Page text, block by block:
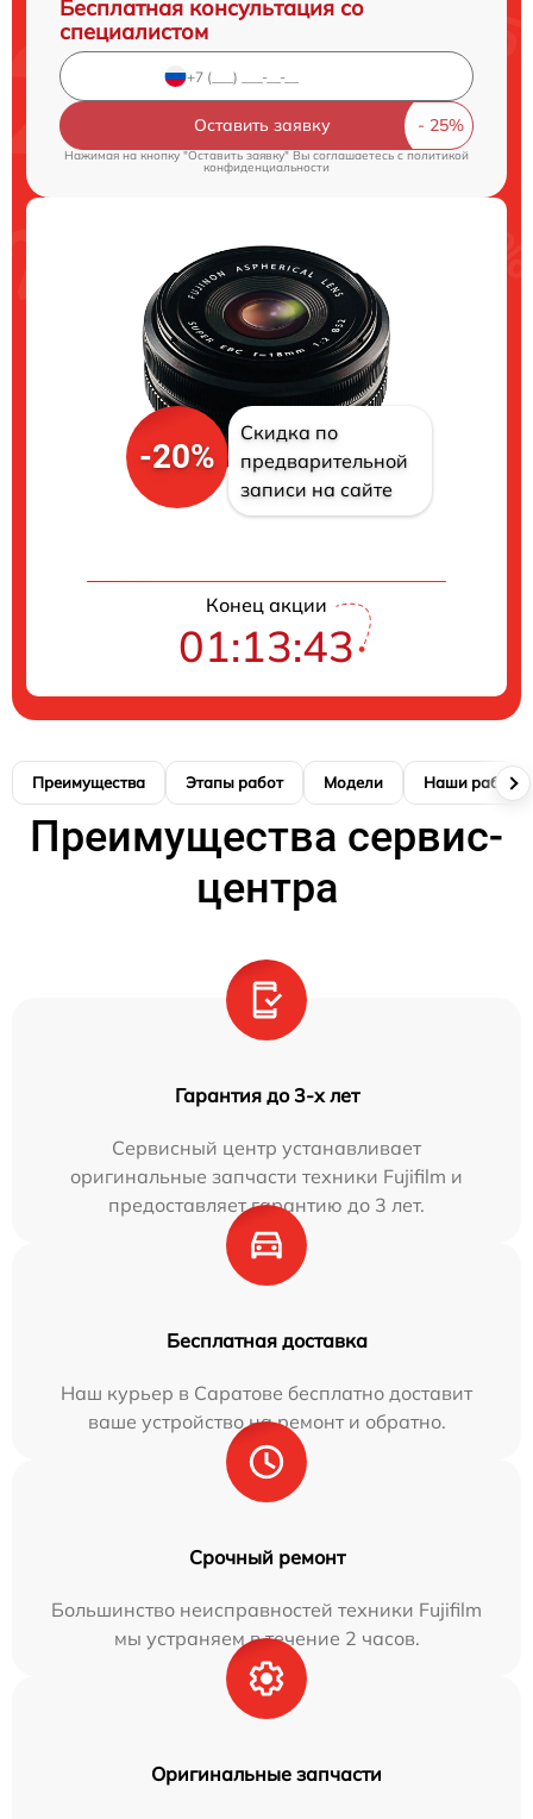
Бесплатная консультация со
специалистом
Оставить заявку
Нажимая на кнопку "Оставить заявку" Вы соглашаетесь c политикой
конфиденциальности
-20%
Скидка по
предварительной
записи на сайте
Конец акции
01:13:42
Преимущества Этапы работ Модели Наши работы
Преимущества сервис-
центра
Гарантия до 3-х лет
Сервисный центр устанавливает
оригинальные запчасти техники Fujifilm и
предоставляет гарантию до 3 лет.
Бесплатная доставка
Наш курьер в Саратове бесплатно доставит
ваше устройство на ремонт и обратно.
Срочный ремонт
Большинство неисправностей техники Fujifilm
мы устраняем в течение 2 часов.
Оригинальные запчасти